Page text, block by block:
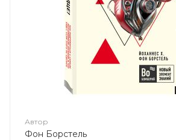
Автор
Фон Борстель